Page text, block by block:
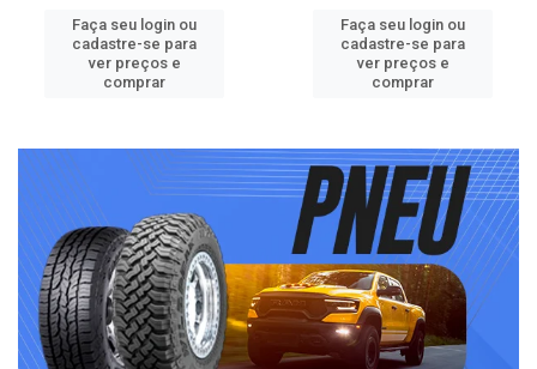
Faça seu login ou
cadastre-se para
ver preços e
comprar
Faça seu login ou
cadastre-se para
ver preços e
comprar